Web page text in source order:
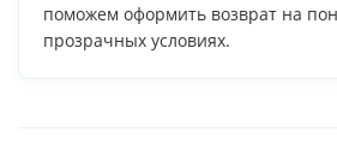
поможем оформить возврат на
прозрачных условиях.